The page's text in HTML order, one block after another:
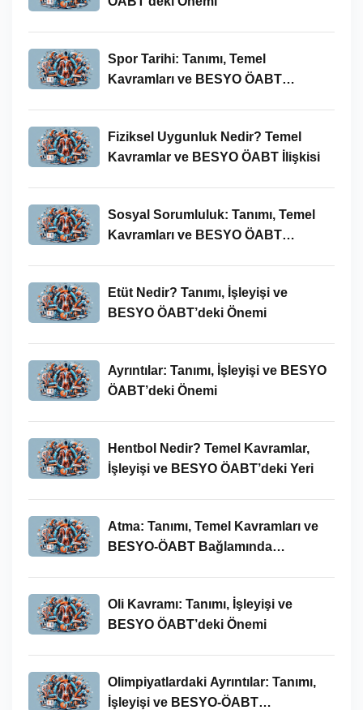
Spor Tarihi: Tanımı, Temel
Kavramları ve BESYO ÖABT
Fiziksel Uygunluk Nedir? Temel
Kavramlar ve BESYO ÖABT İlişkisi
Sosyal Sorumluluk: Tanımı, Temel
Kavramları ve BESYO ÖABT
Etüt Nedir? Tanımı, İşleyişi ve
BESYO ÖABT’deki Önemi
Ayrıntılar: Tanımı, İşleyişi ve BESYO
ÖABT’deki Önemi
Hentbol Nedir? Temel Kavramlar,
İşleyişi ve BESYO ÖABT’deki Yeri
Atma: Tanımı, Temel Kavramları ve
BESYO-ÖABT Bağlamında
Oli Kavramı: Tanımı, İşleyişi ve
BESYO ÖABT’deki Önemi
Olimpiyatlardaki Ayrıntılar: Tanımı,
İşleyişi ve BESYO-ÖABT